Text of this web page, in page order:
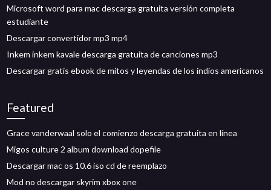
Microsoft word para mac descarga gratuita versión completa
estudiante
Descargar convertidor mp3 mp4
Inkem inkem kavale descarga gratuita de canciones mp3
Descargar gratis ebook de mitos y leyendas de los indios americanos
Featured
Grace vanderwaal solo el comienzo descarga gratuita en línea
Migos culture 2 album download dopefile
Descargar mac os 10.6 iso cd de reemplazo
Mod no descargar skyrim xbox one